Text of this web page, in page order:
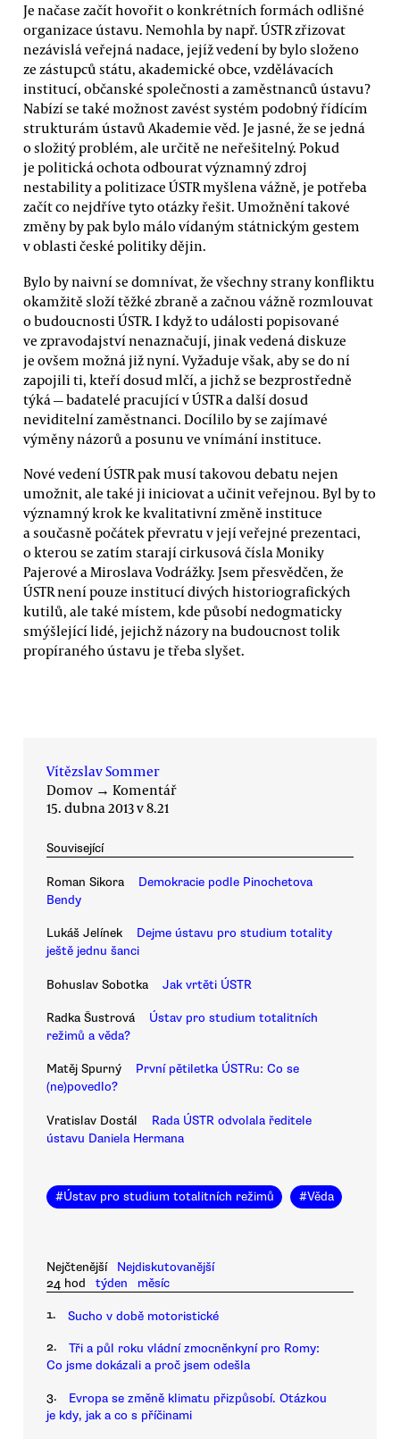
Je načase začít hovořit o konkrétních formách odlišné
organizace ústavu. Nemohla by např. ÚSTR zřizovat
nezávislá veřejná nadace, jejíž vedení by bylo složeno
ze zástupců státu, akademické obce, vzdělávacích
institucí, občanské společnosti a zaměstnanců ústavu?
Nabízí se také možnost zavést systém podobný řídícím
strukturám ústavů Akademie věd. Je jasné, že se jedná
o složitý problém, ale určitě ne neřešitelný. Pokud
je politická ochota odbourat významný zdroj
nestability a politizace ÚSTR myšlena vážně, je potřeba
začít co nejdříve tyto otázky řešit. Umožnění takové
změny by pak bylo málo vídaným státnickým gestem
v oblasti české politiky dějin.
Bylo by naivní se domnívat, že všechny strany konfliktu
okamžitě složí těžké zbraně a začnou vážně rozmlouvat
o budoucnosti ÚSTR. I když to události popisované
ve zpravodajství nenaznačují, jinak vedená diskuze
je ovšem možná již nyní. Vyžaduje však, aby se do ní
zapojili ti, kteří dosud mlčí, a jichž se bezprostředně
týká — badatelé pracující v ÚSTR a další dosud
neviditelní zaměstnanci. Docílilo by se zajímavé
výměny názorů a posunu ve vnímání instituce.
Nové vedení ÚSTR pak musí takovou debatu nejen
umožnit, ale také ji iniciovat a učinit veřejnou. Byl by to
významný krok ke kvalitativní změně instituce
a současně počátek převratu v její veřejné prezentaci,
o kterou se zatím starají cirkusová čísla Moniky
Pajerové a Miroslava Vodrážky. Jsem přesvědčen, že
ÚSTR není pouze institucí divých historiografických
kutilů, ale také místem, kde působí nedogmaticky
smýšlející lidé, jejichž názory na budoucnost tolik
propíraného ústavu je třeba slyšet.
Vítězslav Sommer
Domov → Komentář
15. dubna 2013 v 8.21
Související
Roman Sikora
Demokracie podle Pinochetova
Bendy
Lukáš Jelínek
Dejme ústavu pro studium totality
ještě jednu šanci
Bohuslav Sobotka Jak vrtěti ÚSTR
Radka Šustrová
Ústav pro studium totalitních
režimů a věda?
Matěj Spurný
První pětiletka ÚSTRu: Co se
(ne)povedlo?
Vratislav Dostál
Rada ÚSTR odvolala ředitele
ústavu Daniela Hermana
#Ústav pro studium totalitních režimů #Věda
Nejčtenější
Nejdiskutovanější
24 hod
týden měsíc
1. Sucho v době motoristické
2.
Tři a půl roku vládní zmocněnkyní pro Romy:
Co jsme dokázali a proč jsem odešla
3.
Evropa se změně klimatu přizpůsobí. Otázkou
je kdy, jak a co s příčinami